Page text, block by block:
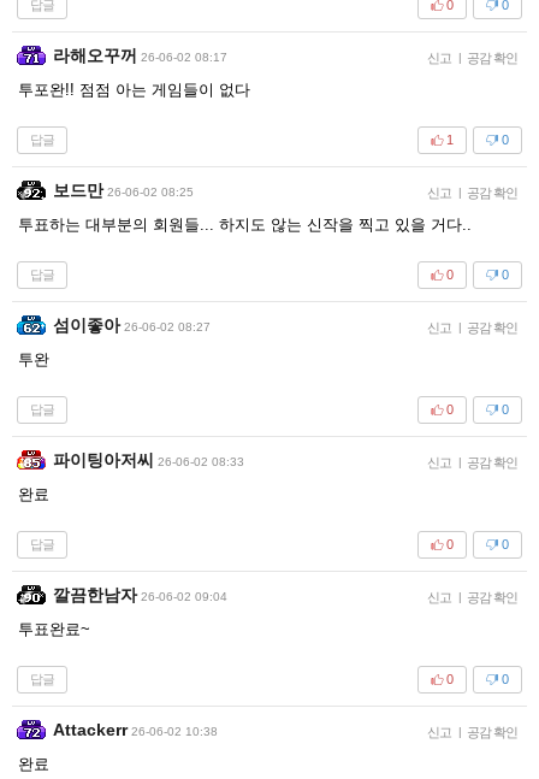
답글 0
0
라해오꾸꺼 26-06-02 08:17 신고 | 공감 확인
투포완!! 점점 아는 게임들이 없다
답글 0
1
보드만 26-06-02 08:25 신고 | 공감 확인
투표하는 대부분의 회원들... 하지도 않는 신작을 찍고 있을 거다..
답글 0
0
섬이좋아 26-06-02 08:27 신고 | 공감 확인
투완
답글 0
0
파이팅아저씨 26-06-02 08:33 신고 | 공감 확인
완료
답글 0
0
깔끔한남자 26-06-02 09:04 신고 | 공감 확인
투표완료~
답글 0
0
Attackerr 26-06-02 10:38 신고 | 공감 확인
완료